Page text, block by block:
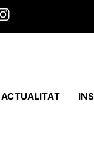
ACTUALITAT